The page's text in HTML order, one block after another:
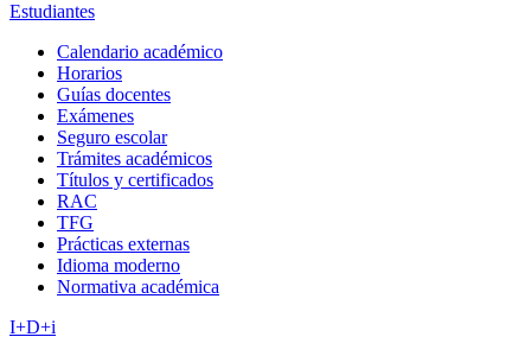
Estudiantes
Calendario académico
Horarios
Guías docentes
Exámenes
Seguro escolar
Trámites académicos
Títulos y certificados
RAC
TFG
Prácticas externas
Idioma moderno
Normativa académica
I+D+i